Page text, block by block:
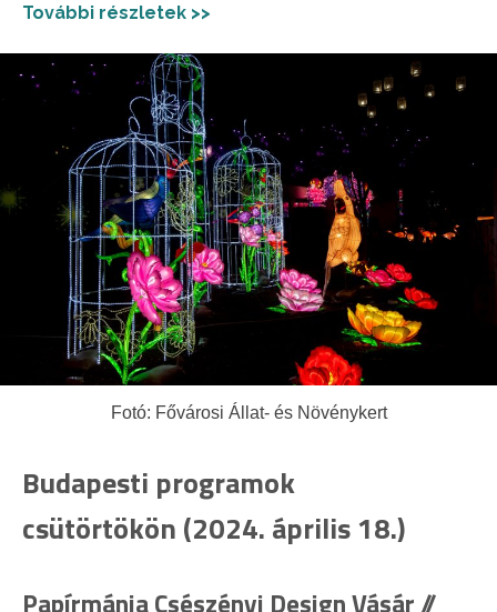
További részletek >>
Fotó: Fővárosi Állat- és Növénykert
Budapesti programok
csütörtökön (2024. április 18.)
Papírmánia Csészényi Design Vásár //